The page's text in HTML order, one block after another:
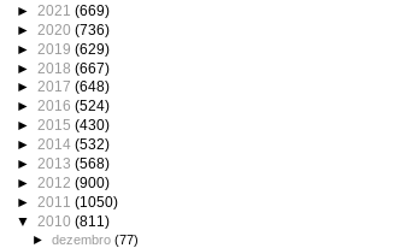
► 2021 (669)
► 2020 (736)
► 2019 (629)
► 2018 (667)
► 2017 (648)
► 2016 (524)
► 2015 (430)
► 2014 (532)
► 2013 (568)
► 2012 (900)
► 2011 (1050)
▼ 2010 (811)
►dezembro(77)